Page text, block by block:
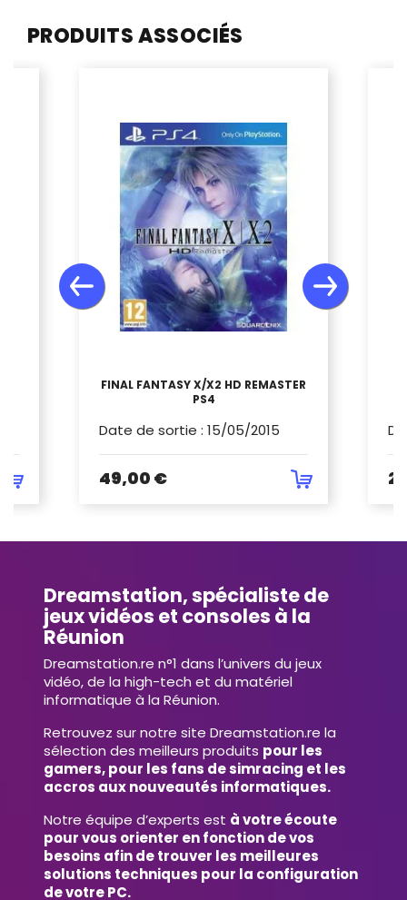
PRODUITS ASSOCIÉS
FINAL FANTASY X/X2 HD REMASTER
PS4
Date de sortie : 15/05/2015
49,00 €
Dreamstation, spécialiste de
jeux vidéos et consoles à la
Réunion
Dreamstation.re n°1 dans l’univers du jeux
vidéo, de la high-tech et du matériel
informatique à la Réunion.
Retrouvez sur notre site Dreamstation.re la
sélection des meilleurs produits pour les
gamers, pour les fans de simracing et les
accros aux nouveautés informatiques.
Notre équipe d’experts est à votre écoute
pour vous orienter en fonction de vos
besoins afin de trouver les meilleures
solutions techniques pour la configuration
de votre PC.